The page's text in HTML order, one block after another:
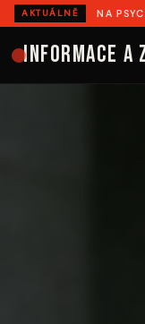
AKTUÁLNĚ
NA PSYCHIATRII
Informace a